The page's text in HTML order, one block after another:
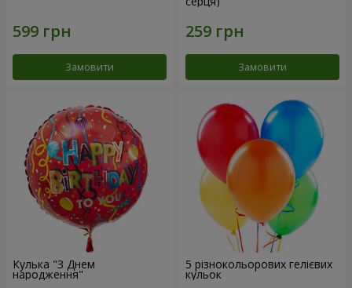
Замовити Замовити
Кулька "З Днем
народження"
5 різнокольорових гелієвих
кульок